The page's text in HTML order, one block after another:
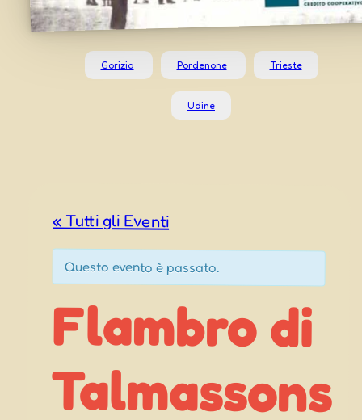
Gorizia Pordenone Trieste
Udine
« Tutti gli Eventi
Questo evento è passato.
Flambro di
Talmassons
Sagra di
San Filîs /
Fieste di
Place e tai